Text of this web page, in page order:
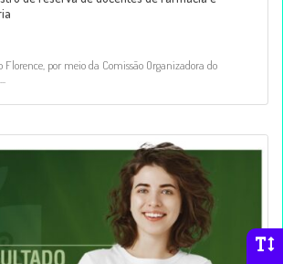
Florence, por meio da Comissão Organizadora do